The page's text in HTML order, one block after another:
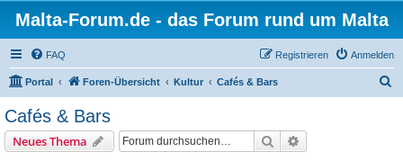
Malta-Forum.de - das Forum rund um Malta
FAQ Anmelden
Registrieren
Portal Foren-Übersicht Kultur Cafés & Bars
Cafés & Bars
Neues Thema Suche